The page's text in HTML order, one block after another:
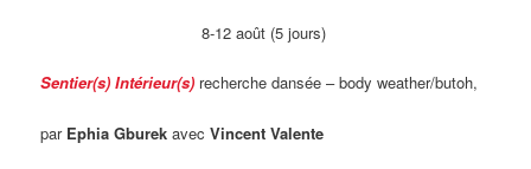
8-12 août (5 jours)
Sentier(s) Intérieur(s) recherche dansée – body weather/butoh,
parEphia GburekavecVincent Valente